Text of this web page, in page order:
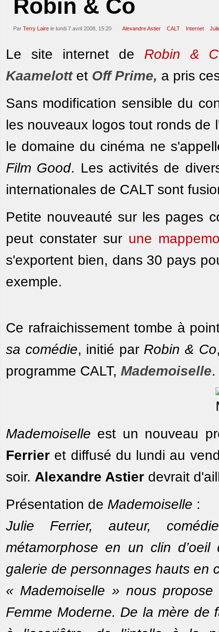
Robin & Co
Par Terry Laire le lundi 7 avril 2008, 15:20 Alexandre Astier CALT Internet
Le site internet de Robin &
Kaamelottet Off Prime, a pris
Sans modification sensible du
les nouveaux logos tout ronds de
le domaine du cinéma ne
Film Good. Les activités de
internationales de CALT sont
Petite nouveauté sur les pages
peut constater sur une
s'exportent bien, dans 30 pays
exemple.
Ce rafraichissement tombe à
sa comédie, initié par Robin & Co
programme CALT, Mademoiselle.
Mademoiselle est un nouveau
Ferrier et diffusé du lundi au
soir. Alexandre Astier devrait
Présentation de Mademoiselle :
Julie Ferrier, auteur,
métamorphose en un clin
galerie de personnages hauts en
« Mademoiselle » nous
Femme Moderne. De la mère de